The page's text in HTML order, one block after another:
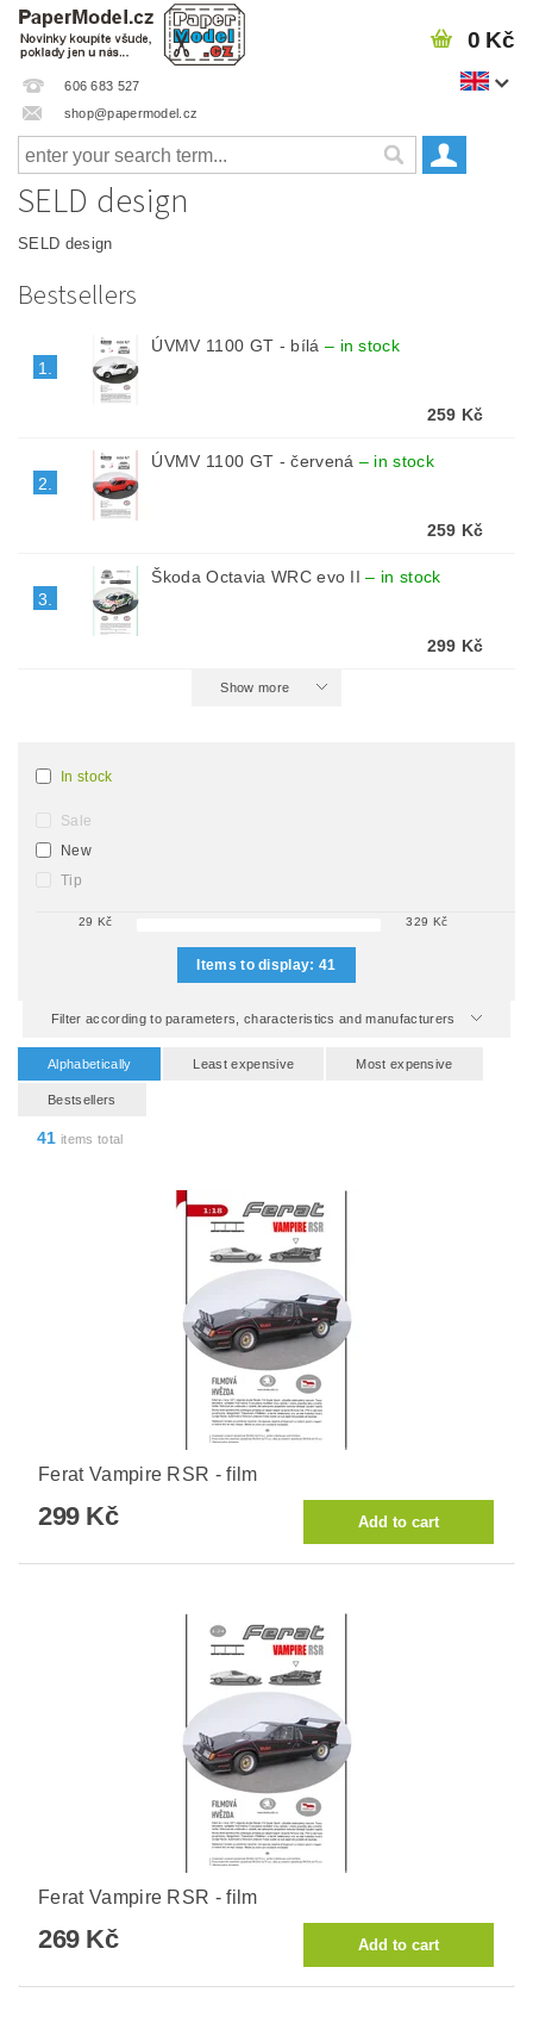
606 683 527
shop@papermodel.cz
0 Kč
SELD design
SELD design
Bestsellers
1.
ÚVMV 1100 GT - bílá – in stock
259 Kč
2.
ÚVMV 1100 GT - červená – in stock
259 Kč
3.
Škoda Octavia WRC evo II– in stock
299 Kč
Show more
In stock
Sale
New
Tip
29 Kč 329 Kč
Items to display:41
Filter according to parameters, characteristics and manufacturers
Alphabetically Least expensive Most expensive
Bestsellers
41 items total
Ferat Vampire RSR - film
299 Kč
Ferat Vampire RSR - film
269 Kč